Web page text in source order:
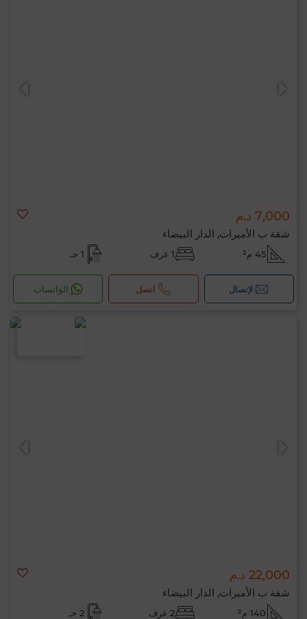
7,000 د.م
شقة ب الأميرات, الدار البيضاء
45 م² 1 غرف 1 حـ
لإتصال اتصل الواتساب
22,000 د.م
شقة ب الأميرات, الدار البيضاء
140 م² 2 غرف 2 حـ